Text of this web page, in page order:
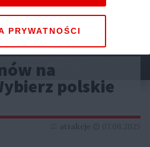
na
polskie
PRYWATNOŚCI